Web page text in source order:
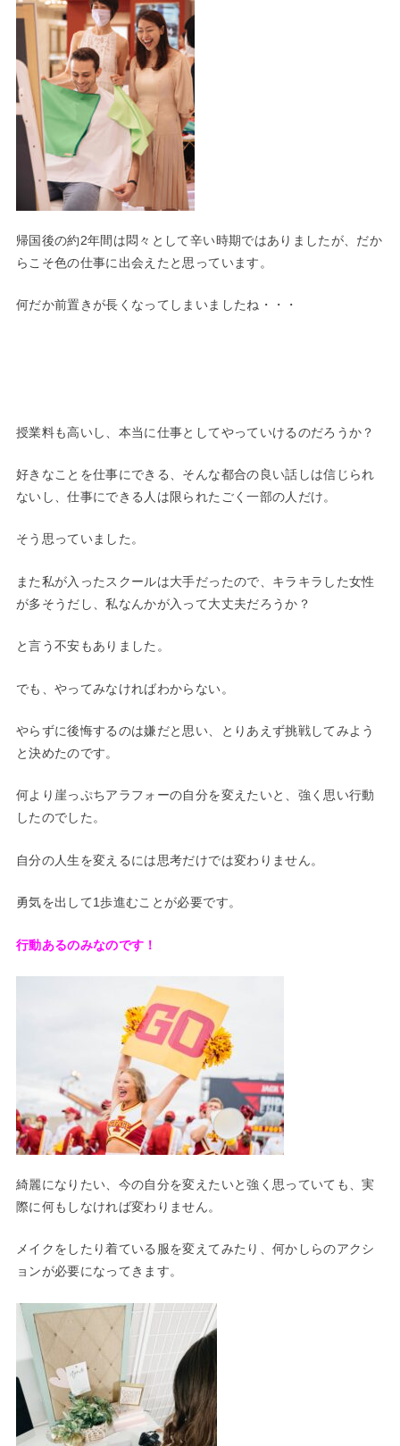
帰国後の約2年間は悶々として辛い時期ではありましたが、だか
らこそ色の仕事に出会えたと思っています。
何だか前置きが長くなってしまいましたね・・・
授業料も高いし、本当に仕事としてやっていけるのだろうか？
好きなことを仕事にできる、そんな都合の良い話しは信じられ
ないし、仕事にできる人は限られたごく一部の人だけ。
そう思っていました。
また私が入ったスクールは大手だったので、キラキラした女性
が多そうだし、私なんかが入って大丈夫だろうか？
と言う不安もありました。
でも、やってみなければわからない。
やらずに後悔するのは嫌だと思い、とりあえず挑戦してみよう
と決めたのです。
何より崖っぷちアラフォーの自分を変えたいと、強く思い行動
したのでした。
自分の人生を変えるには思考だけでは変わりません。
勇気を出して1歩進むことが必要です。
行動あるのみなのです！
綺麗になりたい、今の自分を変えたいと強く思っていても、実
際に何もしなければ変わりません。
メイクをしたり着ている服を変えてみたり、何かしらのアクシ
ョンが必要になってきます。